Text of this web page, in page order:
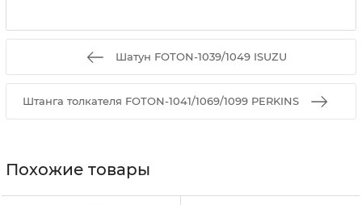
Шатун FOTON-1039/1049 ISUZU
Штанга толкателя FOTON-1041/1069/1099 PERKINS
Похожие товары